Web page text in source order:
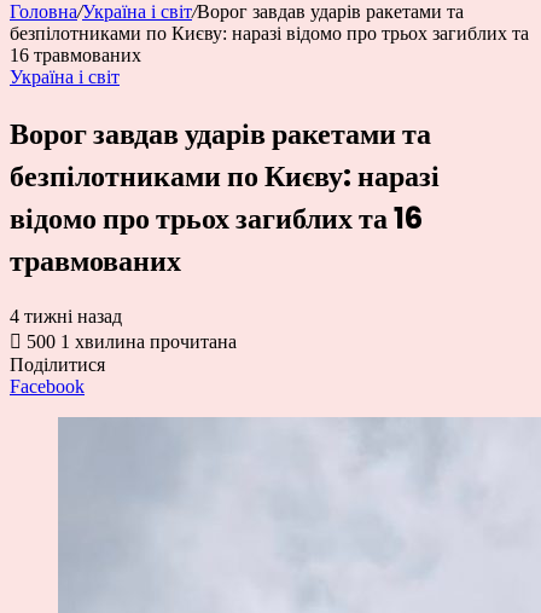
Головна/Україна і світ/Ворог завдав ударів ракетами та
безпілотниками по Києву: наразі відомо про трьох загиблих та
16 травмованих
Україна і світ
Ворог завдав ударів ракетами та
безпілотниками по Києву: наразі
відомо про трьох загиблих та 16
травмованих
4 тижні назад
500 1 хвилина прочитана
Поділитися
Facebook